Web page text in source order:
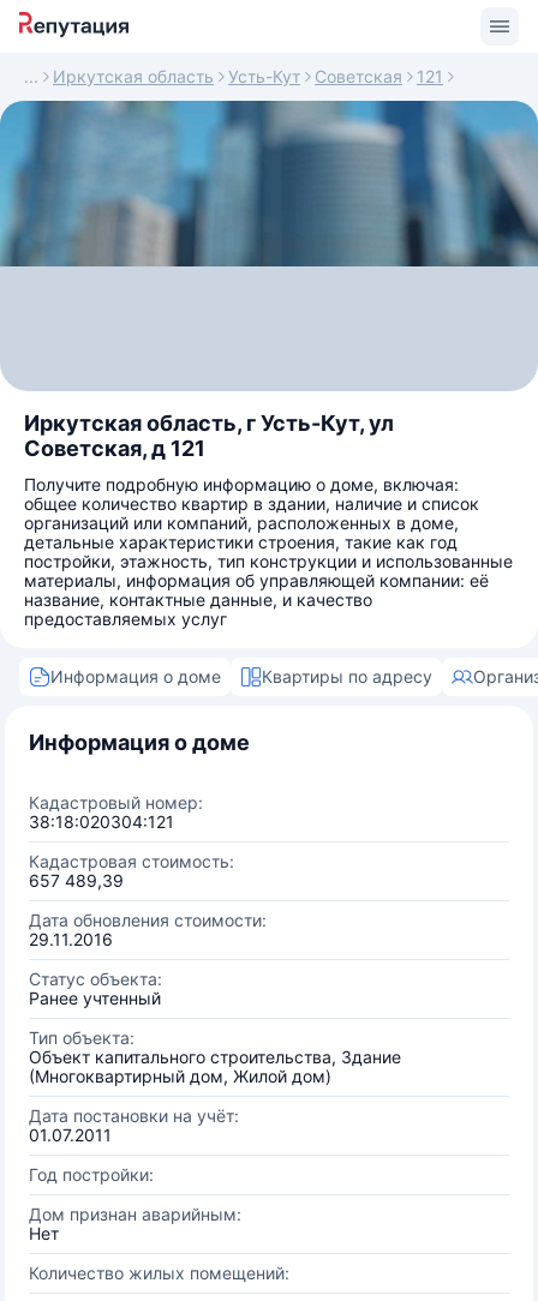
Иркутская область Усть-Кут Советская 121
Иркутская область, г Усть-Кут, ул
Советская, д 121
Получите подробную информацию о доме, включая:
общее количество квартир в здании, наличие и список
организаций или компаний, расположенных в доме,
детальные характеристики строения, такие как год
постройки, этажность, тип конструкции и использованные
материалы, информация об управляющей компании: её
название, контактные данные, и качество
предоставляемых услуг
Информация о доме Квартиры по адресу
Информация о доме
Кадастровый номер:
38:18:020304:121
Кадастровая стоимость:
657 489,39
Дата обновления стоимости:
29.11.2016
Статус объекта:
Ранее учтенный
Тип объекта:
Объект капитального строительства, Здание
(Многоквартирный дом, Жилой дом)
Дата постановки на учёт:
01.07.2011
Год постройки:
Дом признан аварийным:
Нет
Количество жилых помещений: